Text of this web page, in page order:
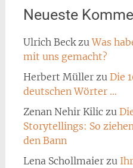
Neueste
Ulrich BeckzuWas
mit uns gemacht?
Herbert Müllerzu Die
deutschen Wörter …
Zenan Nehir Kiliczu
Storytellings: So
den Bann
Lena Schollmaierzu